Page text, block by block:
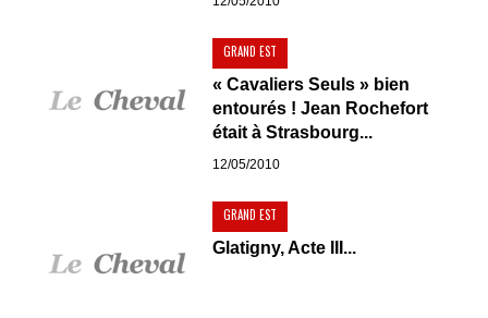
GRAND EST
« Cavaliers Seuls » bien
entourés ! Jean Rochefort
était à Strasbourg...
12/05/2010
GRAND EST
Glatigny, Acte III...